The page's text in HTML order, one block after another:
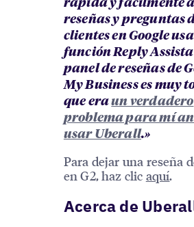
rápida y fácilmente
reseñas y preguntas
clientes en Google
función Reply
panel de reseñas de
My Business es muy
que eraun verdadero
problema para mí
usar Uberall.»
Para dejar una reseña
en G2, haz clic aquí.
Acerca de